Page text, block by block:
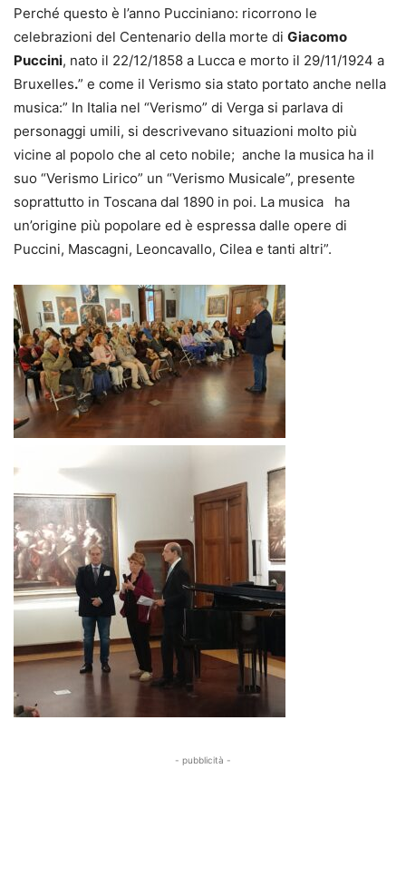
Perché questo è l’anno Pucciniano: ricorrono le
celebrazioni del Centenario della morte di Giacomo
Puccini, nato il 22/12/1858 a Lucca e morto il 29/11/1924 a
Bruxelles.” e come il Verismo sia stato portato anche nella
musica:” In Italia nel “Verismo” di Verga si parlava di
personaggi umili, si descrivevano situazioni molto più
vicine al popolo che al ceto nobile; anche la musica ha il
suo “Verismo Lirico” un “Verismo Musicale”, presente
soprattutto in Toscana dal 1890 in poi. La musica ha
un’origine più popolare ed è espressa dalle opere di
Puccini, Mascagni, Leoncavallo, Cilea e tanti altri”.
- pubblicità -